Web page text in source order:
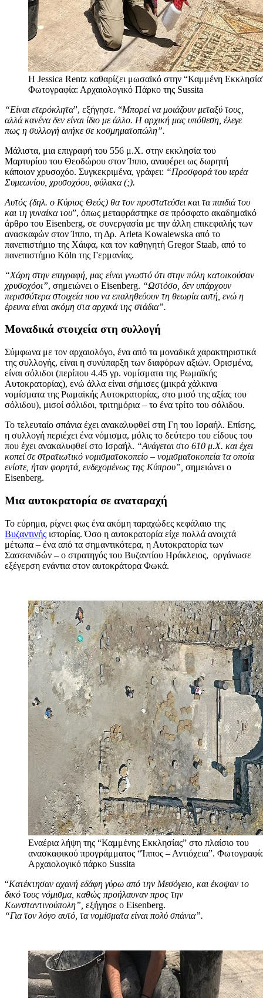
Η Jessica Rentz καθαρίζει μωσαϊκό στην “Καμμένη
Φωτογραφία: Αρχαιολογικό Πάρκο της Sussita
“Είναι ετερόκλητα”, εξήγησε. “Μπορεί να μοιάζουν μεταξύ τους,
αλλά κανένα δεν είναι ίδιο με άλλο. Η αρχική μας υπόθεση, έλεγε
πως η συλλογή ανήκε σε κοσμηματοπώλη”.
Μάλιστα, μια επιγραφή του 556 μ.Χ. στην εκκλησία του
Μαρτυρίου του Θεοδώρου στον Ίππο, αναφέρει ως δωρητή
κάποιον χρυσοχόο. Συγκεκριμένα, γράφει: “Προσφορά του ιερέα
Συμεωνίου, χρυσοχόου, φύλακα (;).
Αυτός (δηλ. ο Κύριος Θεός) θα τον προστατεύσει και τα παιδιά του
και τη γυναίκα του”, όπως μεταφράστηκε σε πρόσφατο ακαδημαϊκό
άρθρο του Eisenberg, σε συνεργασία με την άλλη επικεφαλής των
ανασκαφών στον Ίππο, τη Δρ. Arleta Kowalewska από το
πανεπιστήμιο της Χάιφα, και τον καθηγητή Gregor Staab, από το
πανεπιστήμιο Köln της Γερμανίας.
“Χάρη στην επιγραφή, μας είναι γνωστό ότι στην πόλη κατοικούσαν
χρυσοχόοι”, σημειώνει ο Eisenberg. “Ωστόσο, δεν υπάρχουν
περισσότερα στοιχεία που να επαληθεύουν τη θεωρία αυτή, ενώ η
έρευνα είναι ακόμη στα αρχικά της στάδια”.
Μοναδικά στοιχεία στη συλλογή
Σύμφωνα με τον αρχαιολόγο, ένα από τα μοναδικά χαρακτηριστικά
της συλλογής, είναι η συνύπαρξη των διαφόρων αξιών. Ορισμένα,
είναι σόλιδοι (περίπου 4.45 γρ. νομίσματα της Ρωμαϊκής
Αυτοκρατορίας), ενώ άλλα είναι σήμισες (μικρά χάλκινα
νομίσματα της Ρωμαϊκής Αυτοκρατορίας, στο μισό της αξίας του
σόλιδου), μισοί σόλιδοι, τριτημόρια – το ένα τρίτο του σόλιδου.
Το τελευταίο σπάνια έχει ανακαλυφθεί στη Γη του Ισραήλ. Επίσης,
η συλλογή περιέχει ένα νόμισμα, μόλις το δεύτερο του είδους του
που έχει ανακαλυφθεί στο Ισραήλ. “Ανάγεται στο 610 μ.Χ. και έχει
κοπεί σε στρατιωτικό νομισματοκοπείο – νομισματοκοπεία τα οποία
ενίοτε, ήταν φορητά, ενδεχομένως της Κύπρου”, σημειώνει ο
Eisenberg.
Μια αυτοκρατορία σε αναταραχή
Το εύρημα, ρίχνει φως ένα ακόμη ταραχώδες κεφάλαιο της
Βυζαντινής ιστορίας. Όσο η αυτοκρατορία είχε πολλά ανοιχτά
μέτωπα – ένα από τα σημαντικότερα, η Αυτοκρατορία των
Σασσανιδών – ο στρατηγός του Βυζαντίου Ηράκλειος, οργάνωσε
εξέγερση ενάντια στον αυτοκράτορα Φωκά.
Εναέρια λήψη της “Καμμένης Εκκλησίας” στο πλαίσιο του
ανασκαφικού προγράμματος “Ίππος – Αντιόχεια”.
Αρχαιολογικό πάρκο Sussita
“Κατέκτησαν αχανή εδάφη γύρω από την Μεσόγειο, και έκοψαν το
δικό τους νόμισμα, καθώς προήλαυναν προς την
Κωνσταντινούπολη”, εξήγησε ο Eisenberg.
“Για τον λόγο αυτό, τα νομίσματα είναι πολύ σπάνια”.